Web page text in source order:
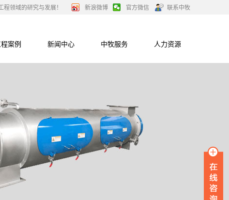
领域的研究与发展！ 新浪微博 官方微信 联系中牧
案例 新闻中心 中牧服务 人力资源